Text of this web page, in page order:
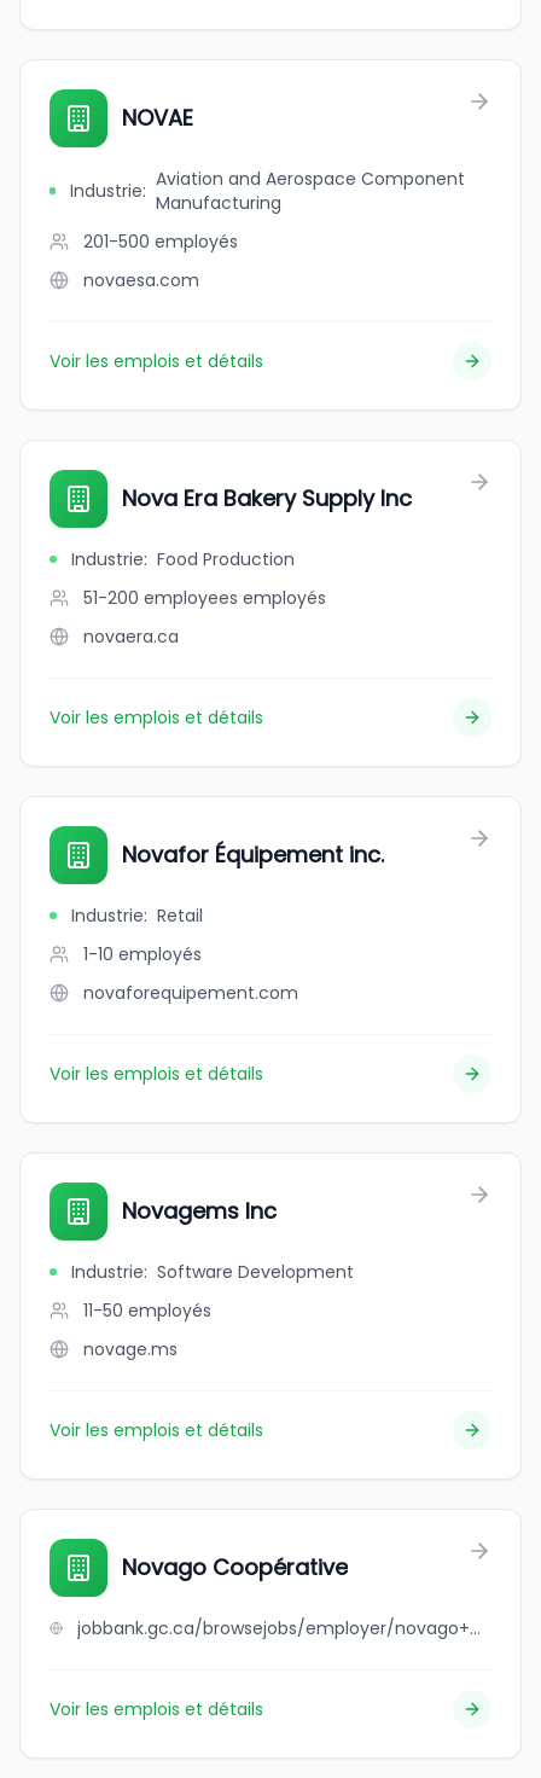
NOVAE
Industrie: Aviation and Aerospace Component
Manufacturing
201-500 employés
novaesa.com
Voir les emplois et détails
Nova Era Bakery Supply Inc
Industrie: Food Production
51-200 employees employés
novaera.ca
Voir les emplois et détails
Novafor Équipement inc.
Industrie: Retail
1-10 employés
novaforequipement.com
Voir les emplois et détails
Novagems Inc
Industrie: Software Development
11-50 employés
novage.ms
Voir les emplois et détails
Novago Coopérative
jobbank.gc.ca/browsejobs/employer/novago+coop%C3%A9rative/ca
Voir les emplois et détails